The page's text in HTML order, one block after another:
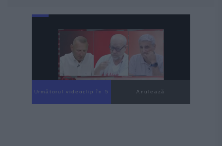
Următorul videoclip în 4 Anulează